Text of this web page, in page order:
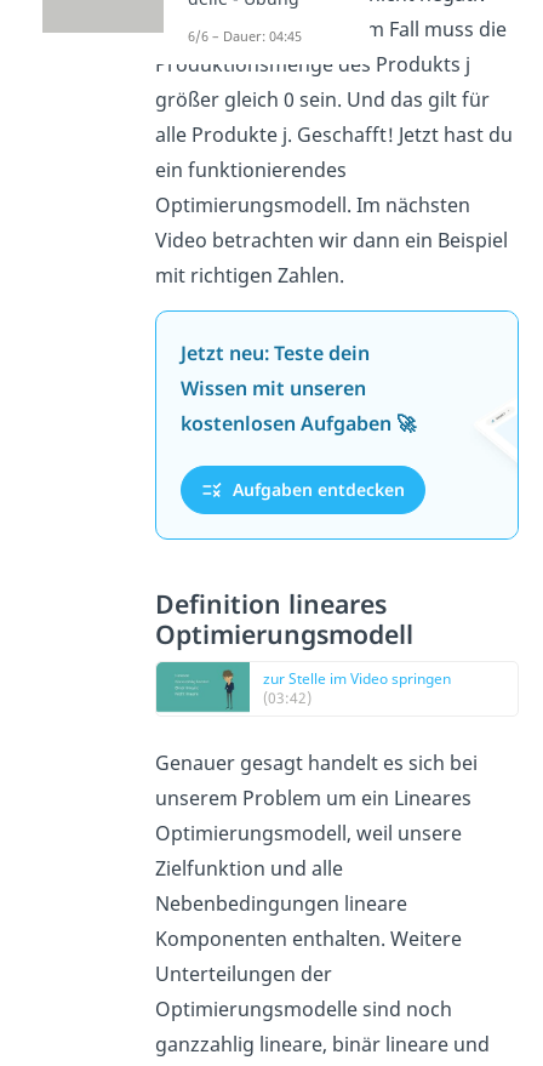
werden darf. In unserem Fall muss die
Produktionsmenge des Produkts j
größer gleich 0 sein. Und das gilt für
alle Produkte j. Geschafft! Jetzt hast du
ein funktionierendes
Optimierungsmodell. Im nächsten
Video betrachten wir dann ein Beispiel
mit richtigen Zahlen.
Jetzt neu: Teste dein
Wissen mit unseren
kostenlosen Aufgaben 🚀
Aufgaben entdecken
Definition lineares
Optimierungsmodell
zur Stelle im Video springen
(03:42)
Genauer gesagt handelt es sich bei
unserem Problem um ein Lineares
Optimierungsmodell, weil unsere
Zielfunktion und alle
Nebenbedingungen lineare
Komponenten enthalten. Weitere
Unterteilungen der
Optimierungsmodelle sind noch
ganzzahlig lineare, binär lineare und
6/6 – Dauer: 04:45